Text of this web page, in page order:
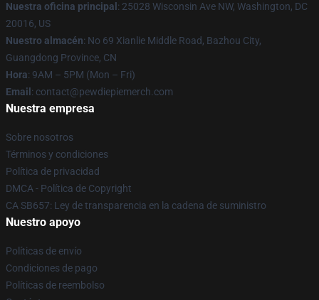
Nuestra oficina principal : 25028 Wisconsin Ave NW, Washington, DC
20016, US
Nuestro almacén: No 69 Xianlie Middle Road, Bazhou City,
Guangdong Province, CN
Hora: 9AM – 5PM (Mon – Fri)
Email : contact@pewdiepiemerch.com
Nuestra empresa
Sobre nosotros
Términos y condiciones
Política de privacidad
DMCA - Política de Copyright
CA SB657: Ley de transparencia en la cadena de suministro
Nuestro apoyo
Políticas de envío
Condiciones de pago
Políticas de reembolso